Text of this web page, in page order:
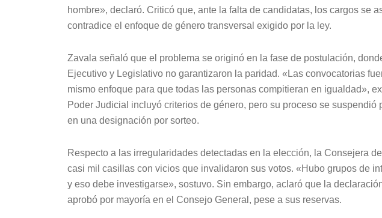
hombre», declaró. Criticó que, ante la falta de candidatas, los cargos se
contradice el enfoque de género transversal exigido por la ley.
Zavala señaló que el problema se originó en la fase de postulación,
Ejecutivo y Legislativo no garantizaron la paridad. «Las convocatorias
mismo enfoque para que todas las personas compitieran en igualdad»,
Poder Judicial incluyó criterios de género, pero su proceso se suspendió
en una designación por sorteo.
Respecto a las irregularidades detectadas en la elección, la Consejera
casi mil casillas con vicios que invalidaron sus votos. «Hubo grupos de
y eso debe investigarse», sostuvo. Sin embargo, aclaró que la
aprobó por mayoría en el Consejo General, pese a sus reservas.